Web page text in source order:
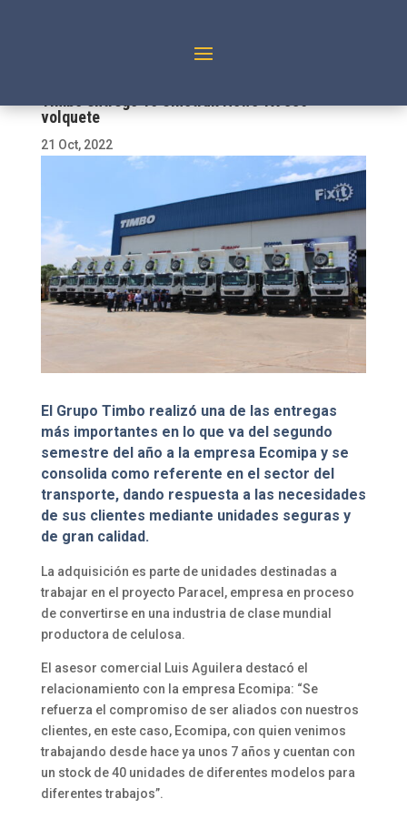
Timbo entregó 10 Sinotruk Howo TX 336
volquete
21 Oct, 2022
El Grupo Timbo realizó una de las entregas
más importantes en lo que va del segundo
semestre del año a la empresa Ecomipa y se
consolida como referente en el sector del
transporte, dando respuesta a las necesidades
de sus clientes mediante unidades seguras y
de gran calidad.
La adquisición es parte de unidades destinadas a
trabajar en el proyecto Paracel, empresa en proceso
de convertirse en una industria de clase mundial
productora de celulosa.
El asesor comercial Luis Aguilera destacó el
relacionamiento con la empresa Ecomipa: “Se
refuerza el compromiso de ser aliados con nuestros
clientes, en este caso, Ecomipa, con quien venimos
trabajando desde hace ya unos 7 años y cuentan con
un stock de 40 unidades de diferentes modelos para
diferentes trabajos”.